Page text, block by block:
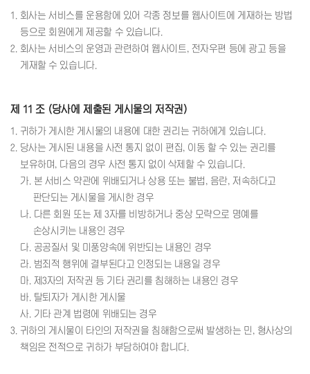
1. 회사는 서비스를 운용함에 있어 각종 정보를 웹사이트에 게재하는 방법
등으로 회원에게 제공할 수 있습니다.
2. 회사는 서비스의 운영과 관련하여 웹사이트, 전자우편 등에 광고 등을
게재할 수 있습니다.
제 11 조 (당사에 제출된 게시물의 저작권)
1. 귀하가 게시한 게시물의 내용에 대한 권리는 귀하에게 있습니다.
2. 당사는 게시된 내용을 사전 통지 없이 편집, 이동 할 수 있는 권리를
보유하며, 다음의 경우 사전 통지 없이 삭제할 수 있습니다.
가. 본 서비스 약관에 위배되거나 상용 또는 불법, 음란, 저속하다고
판단되는 게시물을 게시한 경우
나. 다른 회원 또는 제 3자를 비방하거나 중상 모략으로 명예를
손상시키는 내용인 경우
다. 공공질서 및 미풍양속에 위반되는 내용인 경우
라. 범죄적 행위에 결부된다고 인정되는 내용일 경우
마. 제3자의 저작권 등 기타 권리를 침해하는 내용인 경우
바. 탈퇴자가 게시한 게시물
사. 기타 관계 법령에 위배되는 경우
3. 귀하의 게시물이 타인의 저작권을 침해함으로써 발생하는 민, 형사상의
책임은 전적으로 귀하가 부담하여야 합니다.